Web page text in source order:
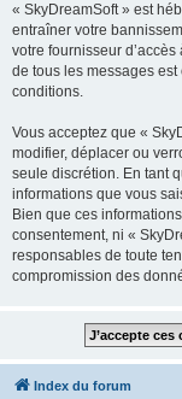
« SkyDreamSoft » est
entraîner votre
votre fournisseur
de tous les messages
conditions.
Vous acceptez que «
modifier, déplacer ou
seule discrétion. En tant
informations que vous
Bien que ces
consentement, ni «
responsables de toute
compromission des
Index du forum